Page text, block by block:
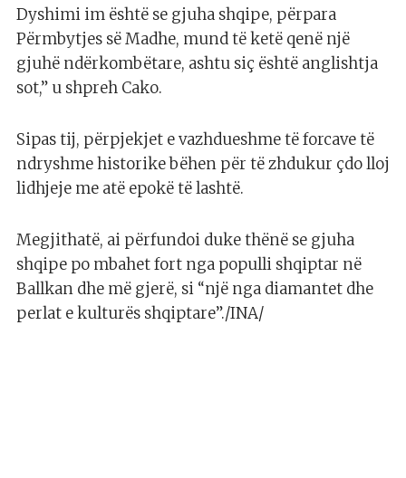
Dyshimi im është se gjuha shqipe, përpara
Përmbytjes së Madhe, mund të ketë qenë një
gjuhë ndërkombëtare, ashtu siç është anglishtja
sot,” u shpreh Cako.
Sipas tij, përpjekjet e vazhdueshme të forcave të
ndryshme historike bëhen për të zhdukur çdo lloj
lidhjeje me atë epokë të lashtë.
Megjithatë, ai përfundoi duke thënë se gjuha
shqipe po mbahet fort nga populli shqiptar në
Ballkan dhe më gjerë, si “një nga diamantet dhe
perlat e kulturës shqiptare”./INA/